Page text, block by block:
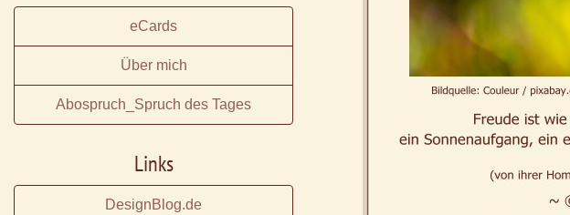
eCards
Über mich
Abospruch_Spruch des Tages
Links
DesignBlog.de